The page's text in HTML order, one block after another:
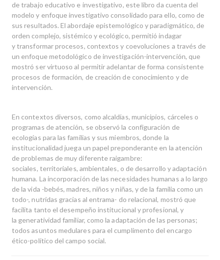
de trabajo educativo e investigativo, este libro da cuenta del
modelo y enfoque investigativo consolidado para ello, como de
sus resultados. El abordaje epistemológico y paradigmático, de
orden complejo, sistémico y ecológico, permitió indagar
y transformar procesos, contextos y coevoluciones a través de
un enfoque metodológico de investigación-intervención, que
mostró ser virtuoso al permitir adelantar de forma consistente
procesos de formación, de creación de conocimiento y de
intervención.
En contextos diversos, como alcaldías, municipios, cárceles o
programas de atención, se observó la configuración de
ecologías para las familias y sus miembros, donde la
institucionalidad juega un papel preponderante en la atención
de problemas de muy diferente raigambre:
sociales, territoriales, ambientales, o de desarrollo y adaptación
humana. La incorporación de las necesidades humanas a lo largo
de la vida -bebés, madres, niños y niñas, y de la familia como un
todo-, nutridas gracias al entrama- do relacional, mostró que
facilita tanto el desempeño institucional y profesional, y
la generatividad familiar, como la adaptación de las personas;
todos asuntos medulares para el cumplimento del encargo
ético-político del campo social.